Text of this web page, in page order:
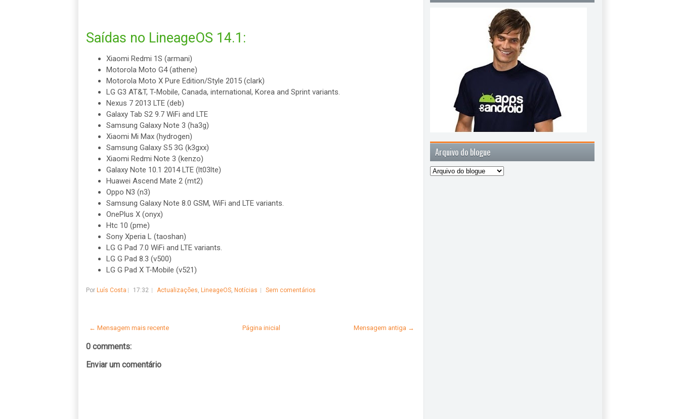
Saídas no LineageOS 14.1:
Xiaomi Redmi 1S (armani)
Motorola Moto G4 (athene)
Motorola Moto X Pure Edition/Style 2015 (clark)
LG G3 AT&T, T-Mobile, Canada, international, Korea and Sprint variants.
Nexus 7 2013 LTE (deb)
Galaxy Tab S2 9.7 WiFi and LTE
Samsung Galaxy Note 3 (ha3g)
Xiaomi Mi Max (hydrogen)
Samsung Galaxy S5 3G (k3gxx)
Xiaomi Redmi Note 3 (kenzo)
Galaxy Note 10.1 2014 LTE (lt03lte)
Huawei Ascend Mate 2 (mt2)
Oppo N3 (n3)
Samsung Galaxy Note 8.0 GSM, WiFi and LTE variants.
OnePlus X (onyx)
Htc 10 (pme)
Sony Xperia L (taoshan)
LG G Pad 7.0 WiFi and LTE variants.
LG G Pad 8.3 (v500)
LG G Pad X T-Mobile (v521)
Por Luís Costa 17:32 Actualizações, LineageOS, Notícias Sem comentários
← Mensagem mais recente Mensagem antiga →
Página inicial
0 comments:
Enviar um comentário
Arquivo do blogue